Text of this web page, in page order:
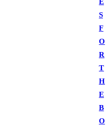
S
F
O
R
T
H
E
B
O